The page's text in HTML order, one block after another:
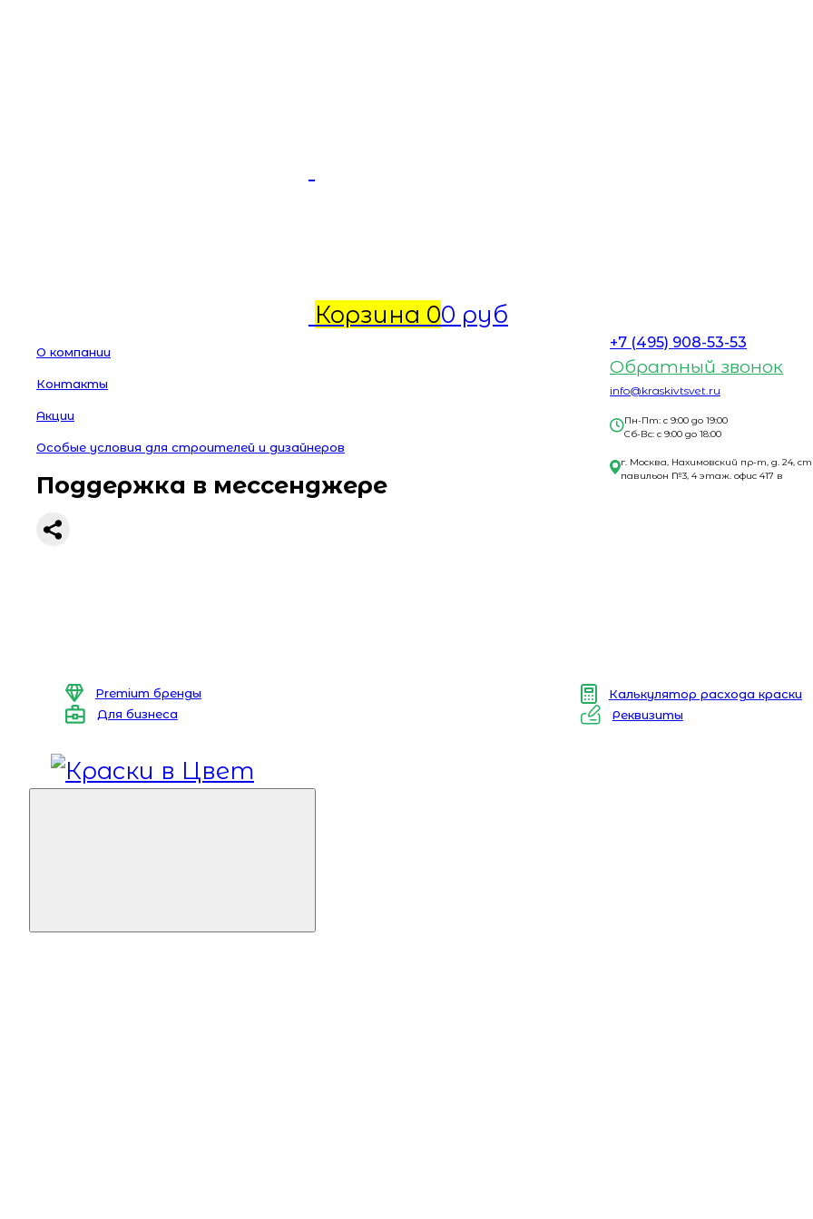
Корзина 00 руб
О компании
Контакты
Акции
Особые условия для строителей и дизайнеров
Поддержка в мессенджере
+7 (495) 908-53-53
Обратный звонок
info@kraskivtsvet.ru
Пн-Пт: с 9:00 до 19:00
Сб-Вс: с 9:00 до 18:00
г. Москва, Нахимовский пр-т, д. 24,
павильон №3, 4 этаж. офис 417 в
Premium бренды
Калькулятор расхода краски
Для бизнеса
Реквизиты